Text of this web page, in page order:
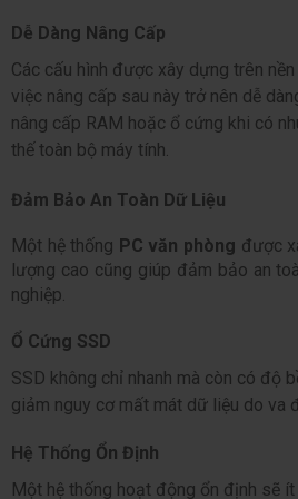
Dễ Dàng Nâng Cấp
Các cấu hình được xây dựng trên
việc nâng cấp sau này trở nên dễ
nâng cấp RAM hoặc ổ cứng khi có
thế toàn bộ máy tính.
Đảm Bảo An Toàn Dữ Liệu
Một hệ thống PC văn phòng được
lượng cao cũng giúp đảm bảo an
nghiệp.
Ổ Cứng SSD
SSD không chỉ nhanh mà còn có độ
giảm nguy cơ mất mát dữ liệu do va
Hệ Thống Ổn Định
Một hệ thống hoạt động ổn định sẽ